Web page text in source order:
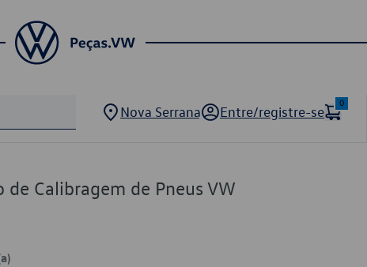
Nova Serrana Entre/registre-se
0
de Calibragem de Pneus VW